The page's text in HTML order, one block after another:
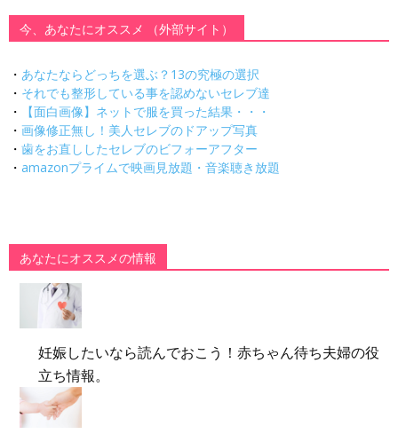
今、あなたにオススメ （外部サイト）
・ あなたならどっちを選ぶ？13の究極の選択
・ それでも整形している事を認めないセレブ達
・
【面白画像】ネットで服を買った結果・・・
・ 画像修正無し！美人セレブのドアップ写真
・ 歯をお直ししたセレブのビフォーアフター
・ amazonプライムで映画見放題・音楽聴き放題
あなたにオススメの情報
妊娠したいなら読んでおこう！赤ちゃん待ち夫婦の役
立ち情報。